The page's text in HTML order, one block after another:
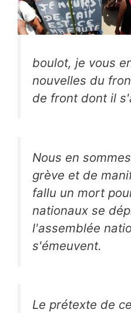
boulot, je vous
nouvelles du
de front dont il
Nous en
grève et de
fallu un mort
nationaux se
l'assemblée
s'émeuvent.
Le prétexte de